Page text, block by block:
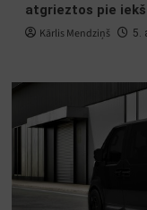
atgrieztos pie
Kārlis Mendziņš 5.